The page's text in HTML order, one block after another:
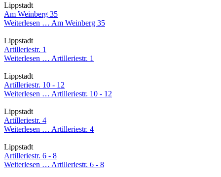
Lippstadt
Am Weinberg 35
Weiterlesen … Am Weinberg 35
Lippstadt
Artilleriestr. 1
Weiterlesen … Artilleriestr. 1
Lippstadt
Artilleriestr. 10 - 12
Weiterlesen … Artilleriestr. 10 - 12
Lippstadt
Artilleriestr. 4
Weiterlesen … Artilleriestr. 4
Lippstadt
Artilleriestr. 6 - 8
Weiterlesen … Artilleriestr. 6 - 8